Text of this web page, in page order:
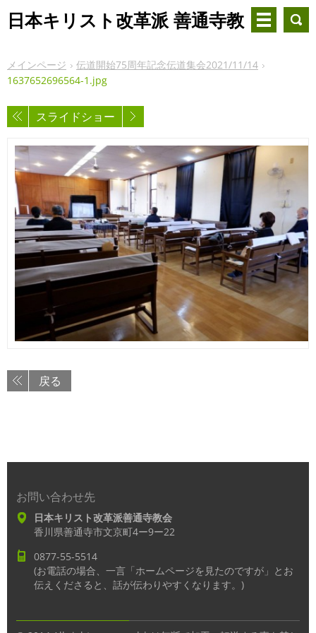
日本キリスト改革派 善通寺教
メインページ
伝道開始75周年記念伝道集会2021/11/14
1637652696564-1.jpg
スライドショー
戻る
お問い合わせ先
日本キリスト改革派善通寺教会
香川県善通寺市文京町4ー9ー22
0877-55-5514
(お電話の場合、一言「ホームページを見たのですが」とお
伝えくださると、話が伝わりやすくなります。)